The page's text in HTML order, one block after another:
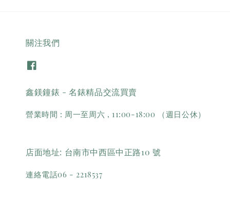
關注我們
鑫鎂鐘錶 - 名錶精品交流買賣
營業時間 : 周一至周六 , 11:00-18:00 （週日公休）
店面地址: 台南市中西區中正路10 號
連絡電話06 - 2218537